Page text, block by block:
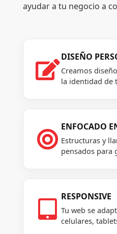
ayudar a tu negocio a

DISEÑO
Creamos
la identidad de

ENFOCADO
Estructuras y
pensados para

RESPONSIVE
Tu web se
celulares,